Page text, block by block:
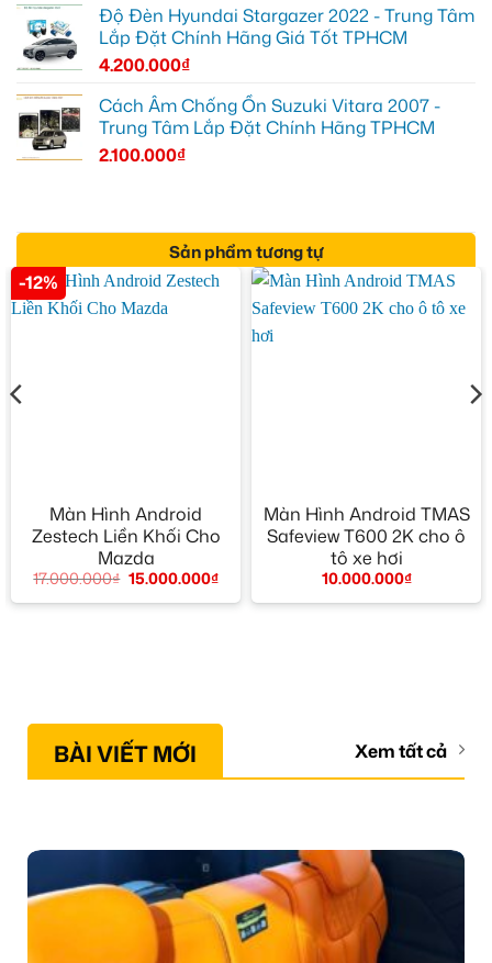
Độ Đèn Hyundai Stargazer 2022 - Trung Tâm
Lắp Đặt Chính Hãng Giá Tốt TPHCM
4.200.000₫
Cách Âm Chống Ồn Suzuki Vitara 2007 -
Trung Tâm Lắp Đặt Chính Hãng TPHCM
2.100.000₫
Sản phẩm tương tự
-12%
Màn Hình Android
Zestech Liền Khối Cho
Mazda
17.000.000₫ 15.000.000₫
Màn Hình Android TMAS
Safeview T600 2K cho ô
tô xe hơi
10.000.000₫
BÀI VIẾT MỚI Xem tất cả